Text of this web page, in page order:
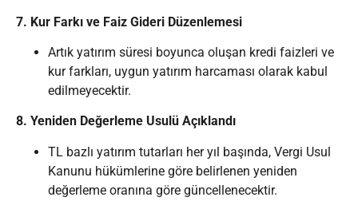
7. Kur Farkı ve Faiz Gideri Düzenlemesi
Artık yatırım süresi boyunca oluşan kredi faizleri ve
kur farkları, uygun yatırım harcaması olarak kabul
edilmeyecektir.
8. Yeniden Değerleme Usulü Açıklandı
TL bazlı yatırım tutarları her yıl başında, Vergi Usul
Kanunu hükümlerine göre belirlenen yeniden
değerleme oranına göre güncellenecektir.